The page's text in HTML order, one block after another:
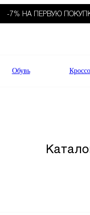
-7% НА ПЕРВУЮ
Обувь